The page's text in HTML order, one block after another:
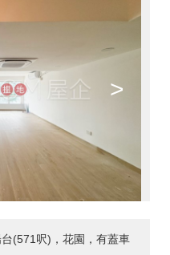
>
(571呎)，花園，有蓋車